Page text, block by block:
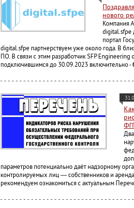
нового
Компания
digital.sfpe
портал
digital.sfpe партнерствуем уже около года. В
ПО. В связи с этим разработчик SFP
подключившимся до 30.09.2023 включительно -
параметров потенциально даёт надзорному
контролируемых лиц — собственников и
рекомендуем ознакомиться с актуальным